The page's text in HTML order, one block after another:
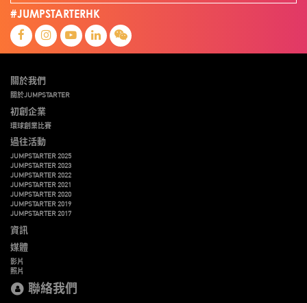
#JUMPSTARTERHK
關於我們
關於JUMPSTARTER
初創企業
環球創業比賽
過往活動
JUMPSTARTER 2025
JUMPSTARTER 2023
JUMPSTARTER 2022
JUMPSTARTER 2021
JUMPSTARTER 2020
JUMPSTARTER 2019
JUMPSTARTER 2017
資訊
媒體
影片
照片
聯絡我們